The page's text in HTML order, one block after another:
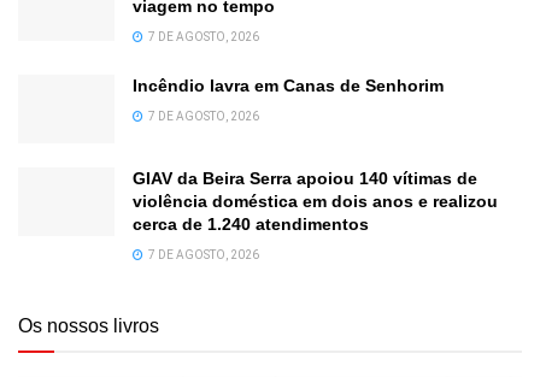
viagem no tempo
7 DE AGOSTO, 2026
Incêndio lavra em Canas de Senhorim
7 DE AGOSTO, 2026
GIAV da Beira Serra apoiou 140 vítimas de
violência doméstica em dois anos e realizou
cerca de 1.240 atendimentos
7 DE AGOSTO, 2026
Os nossos livros